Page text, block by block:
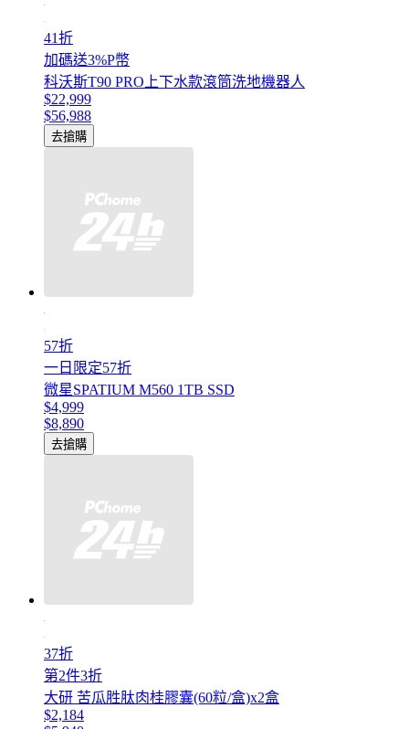
41折
加碼送3%P幣
科沃斯T90 PRO上下水款滾筒洗地機器人
$22,999
$56,988
去搶購
57折
一日限定57折
微星SPATIUM M560 1TB SSD
$4,999
$8,890
去搶購
37折
第2件3折
大研 苦瓜胜肽肉桂膠囊(60粒/盒)x2盒
$2,184